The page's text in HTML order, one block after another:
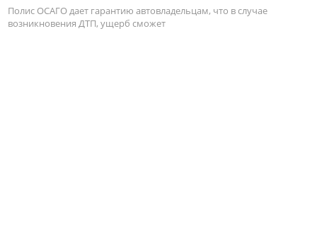
Полис ОСАГО дает гарантию автовладельцам, что в случае
возникновения ДТП, ущерб сможет